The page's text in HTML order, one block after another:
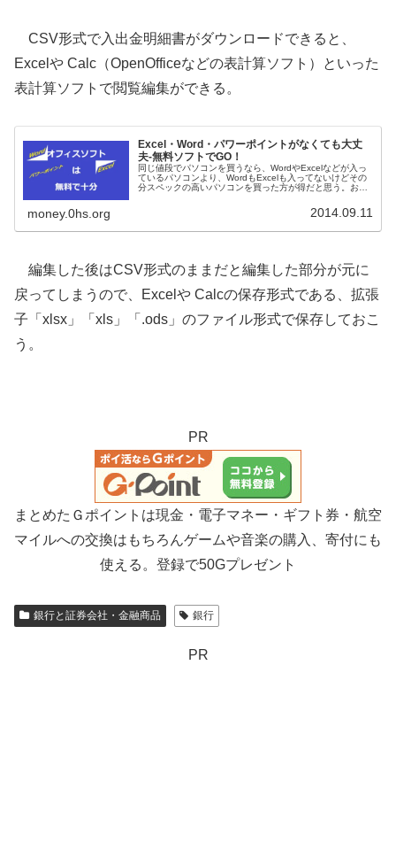
CSV形式で入出金明細書がダウンロードできると、
Excelや Calc（OpenOfficeなどの表計算ソフト）といった
表計算ソフトで閲覧編集ができる。
Excel・Word・パワーポイントがなくても大丈
夫-無料ソフトでGO！
同じ値段でパソコンを買うなら、WordやExcelなどが入っ
ているパソコンより、WordもExcelも入ってないけどその
分スペックの高いパソコンを買った方が得だと思う。おい
money.0hs.org 2014.09.11
編集した後はCSV形式のままだと編集した部分が元に
戻ってしまうので、Excelや Calcの保存形式である、拡張
子「xlsx」「xls」「.ods」のファイル形式で保存しておこ
う。
PR
まとめたＧポイントは現金・電子マネー・ギフト券・航空
マイルへの交換はもちろんゲームや音楽の購入、寄付にも
使える。登録で50Gプレゼント
銀行と証券会社・金融商品 銀行
PR